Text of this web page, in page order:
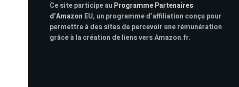
Ce site participe au Programme Partenaires
d’Amazon EU, un programme d’affiliation conçu pour
permettre à des sites de percevoir une rémunération
grâce à la création de liens vers Amazon.fr.